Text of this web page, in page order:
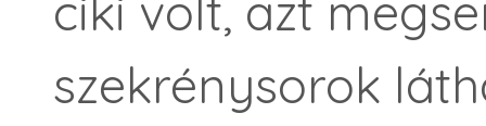
szekrénysorok